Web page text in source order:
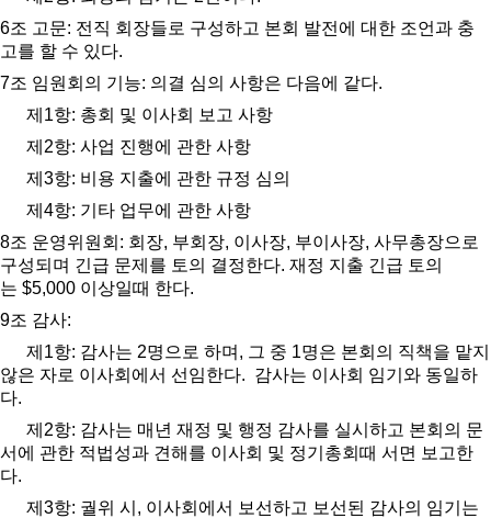
6조 고문: 전직 회장들로 구성하고 본회 발전에 대한 조언과 충
고를 할 수 있다.
7조 임원회의 기능: 의결 심의 사항은 다음에 같다.
제 1항: 총회 및 이사회 보고 사항
제 2항: 사업 진행에 관한 사항
제 3항: 비용 지출에 관한 규정 심의
제 4항: 기타 업무에 관한 사항
8조 운영위원회 : 회장, 부회장, 이사장, 부이사장, 사무총장으로
구성되며 긴급 문제를 토의 결정한다. 재정 지출 긴급 토의
는 $5,000 이상일때 한다.
9조 감사:
제 1항: 감사는 2명으로 하며 , 그 중 1명은 본회의 직책을 맡지
않은 자로 이사회에서 선임한다. 감사는 이사회 임기와 동일하
다.
제 2항: 감사는 매년 재정 및 행정 감사를 실시하고 본회의 문
서에 관한 적법성과 견해를 이사회 및 정기총회때 서면 보고한
다.
제 3항: 궐위 시 , 이사회에서 보선하고 보선된 감사의 임기는